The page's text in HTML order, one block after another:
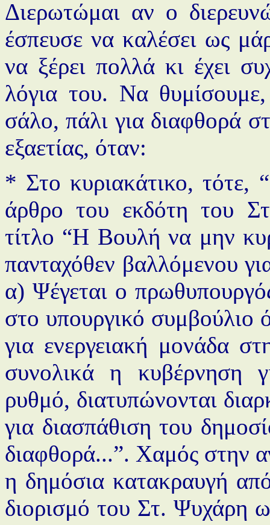
Διερωτώμαι αν ο
έσπευσε να καλέσει ως
να ξέρει πολλά κι έχει
λόγια του. Να
σάλο, πάλι για διαφθορά
εξαετίας, όταν:
* Στο κυριακάτικο,
άρθρο του εκδότη του
τίτλο “Η Βουλή να μην
πανταχόθεν βαλλόμενου
α) Ψέγεται ο
στο υπουργικό
για ενεργειακή μονάδα
συνολικά η κυβέρνηση
ρυθμό, διατυπώνονται
για διασπάθιση του
διαφθορά...”. Χαμός στην
η δημόσια κατακραυγή
διορισμό του Στ. Ψυχάρη